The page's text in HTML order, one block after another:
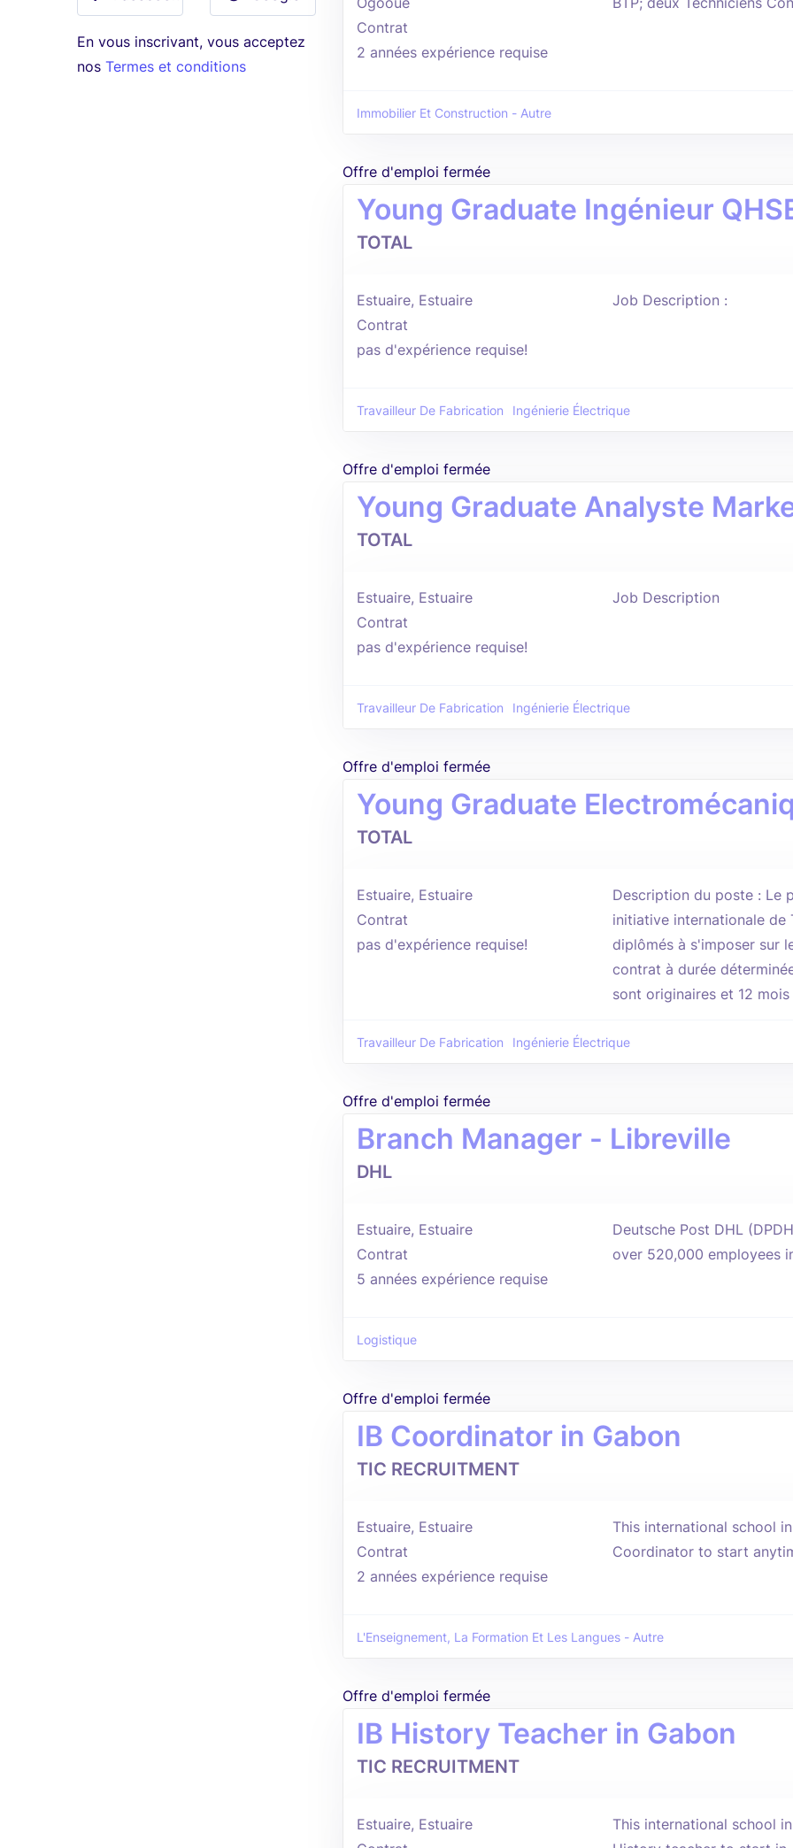
En vous inscrivant, vous acceptez
nos Termes et conditions
Contrat
2 années expérience requise
Immobilier Et Construction - Autre
Offre d'emploi fermée
Young Graduate Ingénieur
TOTAL
Estuaire, Estuaire
Contrat
pas d'expérience requise!
Job Description :
Travailleur De Fabrication Ingénierie Électrique
Offre d'emploi fermée
Young Graduate Analyste
TOTAL
Estuaire, Estuaire
Contrat
pas d'expérience requise!
Job Description
Travailleur De Fabrication Ingénierie Électrique
Offre d'emploi fermée
Young Graduate
TOTAL
Estuaire, Estuaire
Contrat
pas d'expérience requise!
Description du poste : Le
initiative internationale de
diplômés à s'imposer sur
contrat à durée
sont originaires et 12
Travailleur De Fabrication Ingénierie Électrique
Offre d'emploi fermée
Branch Manager - Libreville
DHL
Estuaire, Estuaire
Contrat
5 années expérience requise
Deutsche Post DHL
over 520,000 employees
Logistique
Offre d'emploi fermée
IB Coordinator in Gabon
TIC RECRUITMENT
Estuaire, Estuaire
Contrat
2 années expérience requise
This international school
Coordinator to start
L'Enseignement, La Formation Et Les Langues - Autre
Offre d'emploi fermée
IB History Teacher in Gabon
TIC RECRUITMENT
Estuaire, Estuaire
This international school